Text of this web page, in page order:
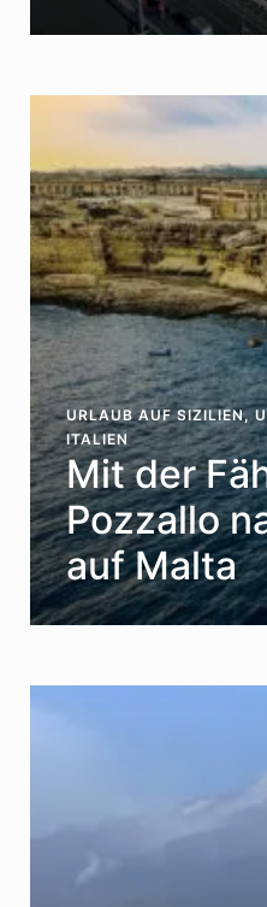
URLAUB AUF SIZILIEN,
ITALIEN
Mit der
Pozzallo
auf Malta